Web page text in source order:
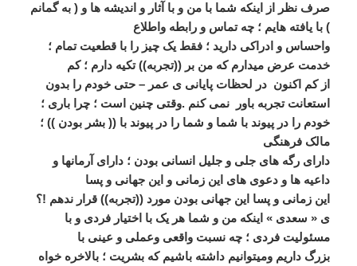
صرف نظر از اينکه شما با من و با آثار و انديشه ھا و ( به گمانم
) با يافته ھايم ؛ چه تماس و رابطه واطلاع
واحساس و ادراکی داريد ؛ فقط يک چيز را با قطعيت تمام ؛
خدمت عرض ميدارم که من بر ((تجربه)) تکيه دارم ؛ کم
از کم اکنون در لحظات پايانی ی عمر – حتی خودم را بدون
استعانت تجربه باور نمی کنم .وقتی چنين است ؛ چرا باری ؛
خودم را در پيوند با شما و شما را در پيوند با (( بشر بودن )) ؛
مالک فرھنگی
دارای رگه ھای جلی و جليل انسانی بودن ؛ دارای آرمانھا و
داعيه ھا و دعوی ھای اين زمانی و اين جھانی و پسا
اين زمانی و پسا اين جھانی بودن مورد ((تجربه)) قرار ندھم !؟
ی « سعدی » اينکه من و شما ھر يک با اختيار فردی و با
مسئوليت فردی ؛ چه نسبت واقعی وعملی و عينی با
بزرگ داريم وميتوانيم داشته باشيم که بشريت ؛ بالاخره خواه